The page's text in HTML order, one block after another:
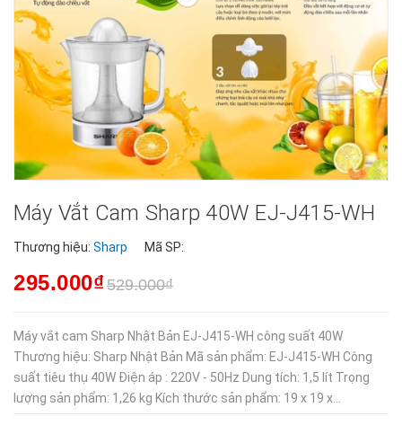
Máy Vắt Cam Sharp 40W EJ-J415-WH
Thương hiệu: Sharp Mã SP:
295.000₫529.000₫
Máy vắt cam Sharp Nhật Bản EJ-J415-WH công suất 40W
Thương hiệu: Sharp Nhật Bản Mã sản phẩm: EJ-J415-WH Công
suất tiêu thụ 40W Điện áp : 220V - 50Hz Dung tích: 1,5 lít Trọng
lượng sản phẩm: 1,26 kg Kích thước sản phẩm: 19 x 19 x...